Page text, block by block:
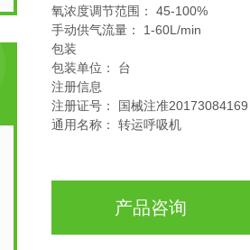
氧浓度调节范围： 45-100%
手动供气流量： 1-60L/min
包装
包装单位： 台
注册信息
注册证号： 国械注准20173084169
通用名称： 转运呼吸机
产品咨询